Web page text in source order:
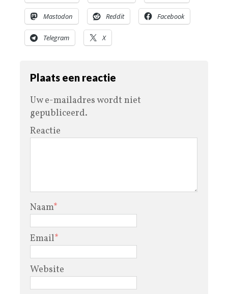
Mastodon Reddit Facebook
Telegram X
Plaats een reactie
Uw e-mailadres wordt niet
gepubliceerd.
Reactie
Naam*
Email*
Website